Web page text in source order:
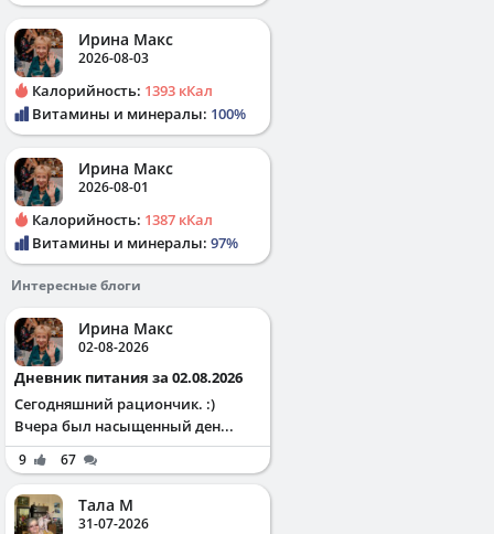
Ирина Макс
2026-08-03
Калорийность: 1393 кКал
Витамины и минералы: 100%
Ирина Макс
2026-08-01
Калорийность: 1387 кКал
Витамины и минералы: 97%
Интересные блоги
Ирина Макс
02-08-2026
Дневник питания за 02.08.2026
Сегодняшний рациончик. :)
Вчера был насыщенный ден...
9 67
Тала М
31-07-2026